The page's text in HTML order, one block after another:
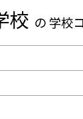
校 の 学校